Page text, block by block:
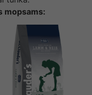
mopsams: